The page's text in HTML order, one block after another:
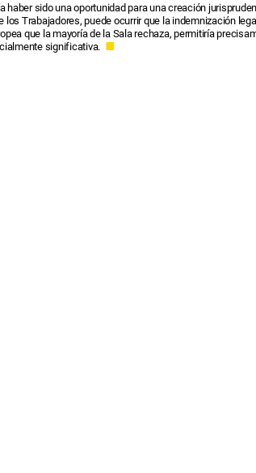
sido una oportunidad para una creación
Trabajadores, puede ocurrir que la indemnización
que la mayoría de la Sala rechaza, permitiría
significativa.